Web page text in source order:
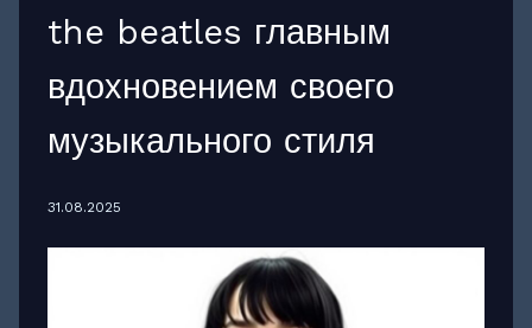
the beatles главным
вдохновением своего
музыкального стиля
31.08.2025